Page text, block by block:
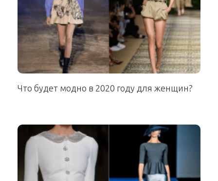
Что будет модно в 2020 году для женщин?